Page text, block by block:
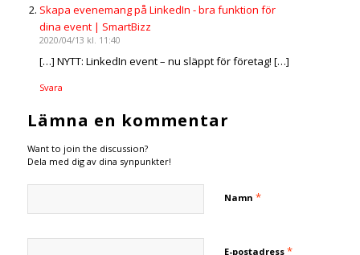
Skapa evenemang på LinkedIn - bra funktion för
dina event | SmartBizz
2020/04/13 kl. 11:40
[…] NYTT: LinkedIn event – nu släppt för företag! […]
Svara
Lämna en kommentar
Want to join the discussion?
Dela med dig av dina synpunkter!
Namn *
E-postadress *